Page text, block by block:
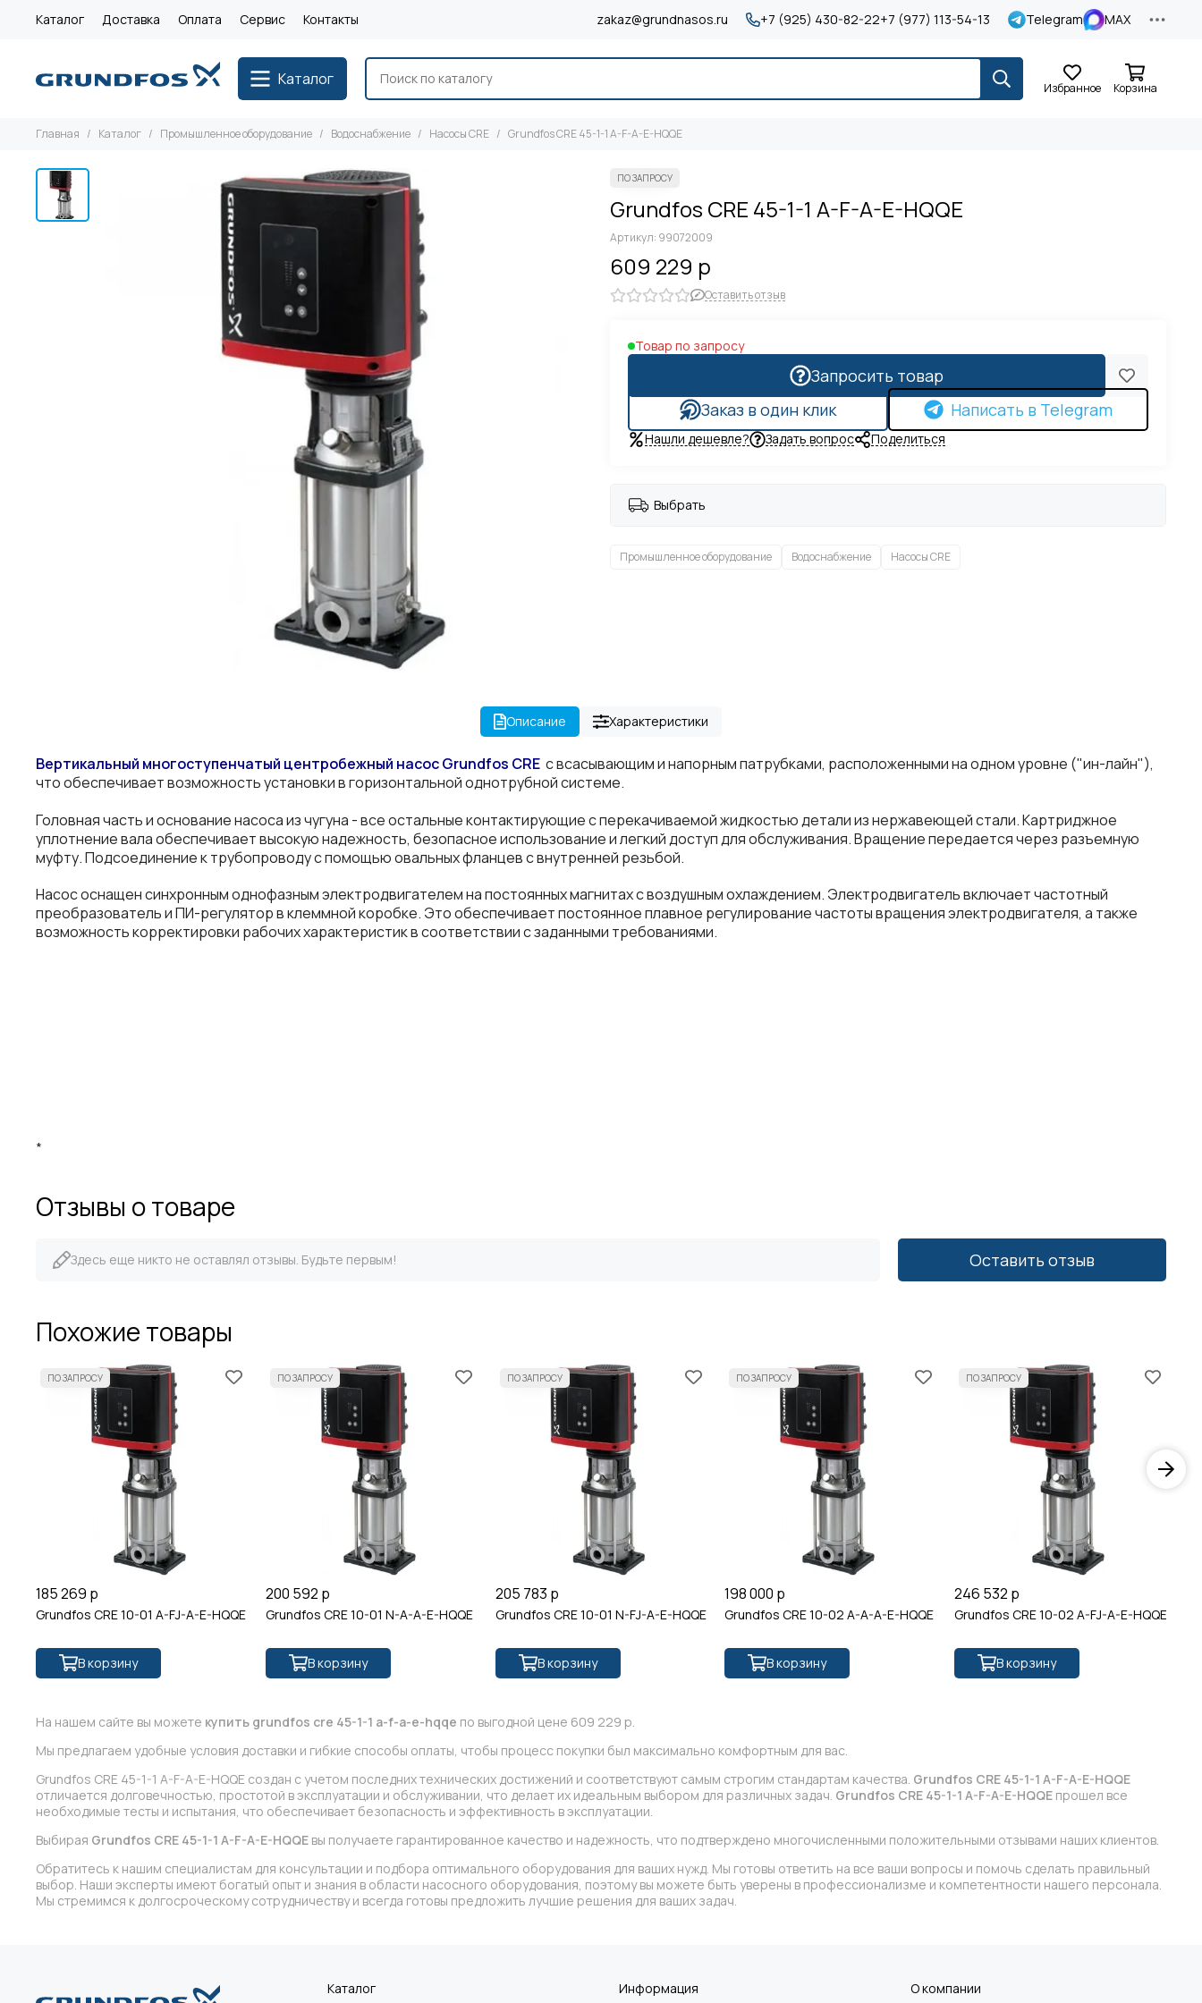
Каталог Доставка Оплата Сервис Контакты zakaz@grundnasos.ru +7 (925) 430-82-22+7 (977) 113-54-13 Telegram MAX
Каталог Избранное Корзина
Главная Каталог Промышленное оборудование Водоснабжение Насосы CRE Grundfos CRE 45-1-1 A-F-A-E-HQQE
Grundfos CRE 45-1-1 A-F-A-E-HQQE
Артикул: 99072009
609 229 р
Оставить отзыв
Товар по запросу
Запросить товар
Заказ в один клик
Написать в Telegram
Нашли дешевле? Задать вопрос Поделиться
Выбрать
Промышленное оборудование Водоснабжение Насосы CRE
Описание Характеристики
Вертикальный многоступенчатый центробежный насос Grundfos CRE с всасывающим и напорным патрубками, расположенными на одном уровне ("ин-лайн"),
что обеспечивает возможность установки в горизонтальной однотрубной системе.
Головная часть и основание насоса из чугуна - все остальные контактирующие с перекачиваемой жидкостью детали из нержавеющей стали. Картриджное
уплотнение вала обеспечивает высокую надежность, безопасное использование и легкий доступ для обслуживания. Вращение передается через разъемную
муфту. Подсоединение к трубопроводу с помощью овальных фланцев с внутренней резьбой.
Насос оснащен синхронным однофазным электродвигателем на постоянных магнитах с воздушным охлаждением. Электродвигатель включает частотный
преобразователь и ПИ-регулятор в клеммной коробке. Это обеспечивает постоянное плавное регулирование частоты вращения электродвигателя, а также
возможность корректировки рабочих характеристик в соответствии с заданными требованиями.
*
Отзывы о товаре
Здесь еще никто не оставлял отзывы. Будьте первым! Оставить отзыв
Похожие товары
185 269 р
Grundfos CRE 10-01 A-FJ-A-E-HQQE
В корзину
200 592 р
Grundfos CRE 10-01 N-A-A-E-HQQE
В корзину
205 783 р
Grundfos CRE 10-01 N-FJ-A-E-HQQE
В корзину
198 000 р
Grundfos CRE 10-02 A-A-A-E-HQQE
В корзину
246 532 р
Grundfos CRE 10-02 A-FJ-A-E-HQQE
В корзину
На нашем сайте вы можете купить grundfos cre 45-1-1 a-f-a-e-hqqe по выгодной цене 609 229 р.
Мы предлагаем удобные условия доставки и гибкие способы оплаты, чтобы процесс покупки был максимально комфортным для вас.
Grundfos CRE 45-1-1 A-F-A-E-HQQE создан с учетом последних технических достижений и соответствуют самым строгим стандартам качества. Grundfos CRE 45-1-1 A-F-A-E-HQQE
отличается долговечностью, простотой в эксплуатации и обслуживании, что делает их идеальным выбором для различных задач. Grundfos CRE 45-1-1 A-F-A-E-HQQE прошел все
необходимые тесты и испытания, что обеспечивает безопасность и эффективность в эксплуатации.
Выбирая Grundfos CRE 45-1-1 A-F-A-E-HQQE вы получаете гарантированное качество и надежность, что подтверждено многочисленными положительными отзывами наших клиентов.
Обратитесь к нашим специалистам для консультации и подбора оптимального оборудования для ваших нужд. Мы готовы ответить на все ваши вопросы и помочь сделать правильный
выбор. Наши эксперты имеют богатый опыт и знания в области насосного оборудования, поэтому вы можете быть уверены в профессионализме и компетентности нашего персонала.
Мы стремимся к долгосроческому сотрудничеству и всегда готовы предложить лучшие решения для ваших задач.
Каталог Информация О компании